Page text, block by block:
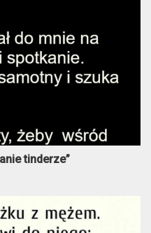
tinderze”